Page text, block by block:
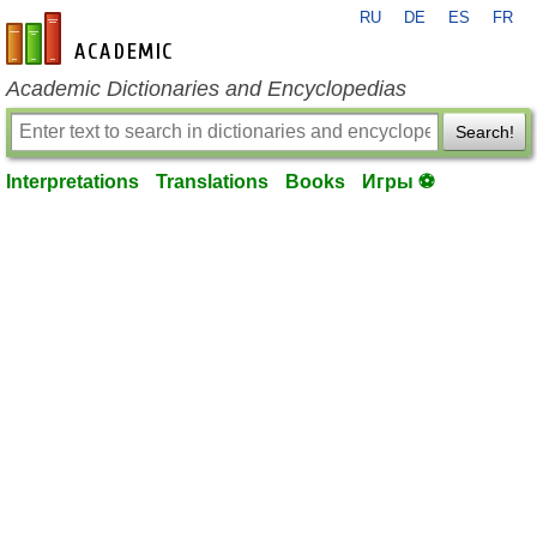
en-academic.com
RU DE ES FR
Academic Dictionaries and Encyclopedias
Search!
Interpretations Translations Books Игры ⚽